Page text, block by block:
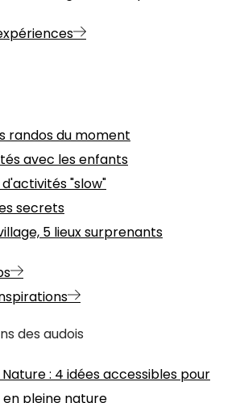
randos du moment
avec les enfants
d'activités "slow"
secrets
5 lieux surprenants
des audois
Nature: 4 idées accessibles pour
pleine nature